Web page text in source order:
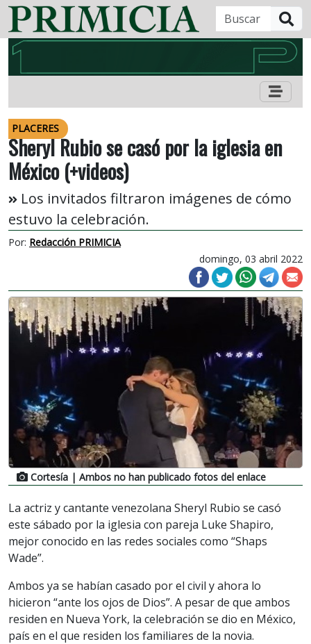
PLACERES
Sheryl Rubio se casó por la iglesia en
México (+videos)
Los invitados filtraron imágenes de cómo
estuvo la celebración.
Por: Redacción PRIMICIA
domingo, 03 abril 2022
Cortesía | Ambos no han publicado fotos del enlace
La actriz y cantante venezolana Sheryl Rubio se casó
este sábado por la iglesia con pareja Luke Shapiro,
mejor conocido en las redes sociales como “Shaps
Wade”.
Ambos ya se habían casado por el civil y ahora lo
hicieron “ante los ojos de Dios”. A pesar de que ambos
residen en Nueva York, la celebración se dio en México,
país en el que residen los familiares de la novia.